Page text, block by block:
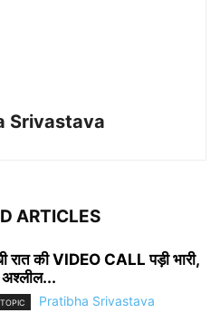
Srivastava
ARTICLES
रात की VIDEO CALL पड़ी भारी,
अश्लील...
Pratibha Srivastava